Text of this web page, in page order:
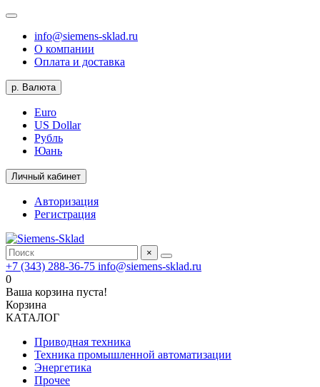
info@siemens-sklad.ru
О компании
Оплата и доставка
р. Валюта
Euro
US Dollar
Рубль
Юань
Личный кабинет
Авторизация
Регистрация
×
+7 (343) 288-36-75 info@siemens-sklad.ru
0
Ваша корзина пуста!
Корзина
КАТАЛОГ
Приводная техника
Техника промышленной автоматизации
Энергетика
Прочее